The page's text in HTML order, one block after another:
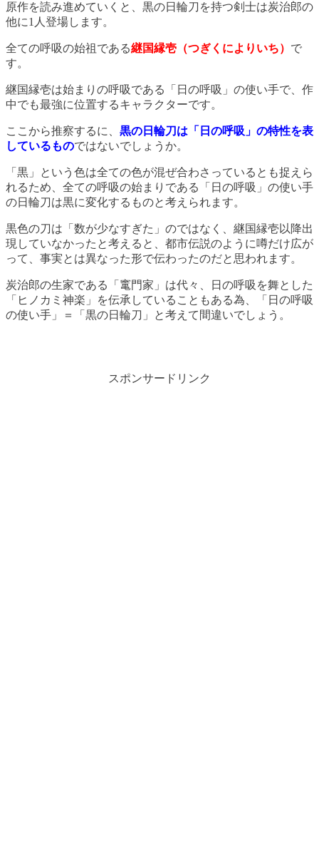
原作を読み進めていくと、黒の日輪刀を持つ剣士は炭治郎の
他に1人登場します。
全ての呼吸の始祖である継国縁壱（つぎくによりいち） で
す。
継国縁壱は始まりの呼吸である「日の呼吸」の使い手で、作
中でも最強に位置するキャラクターです。
ここから推察するに、 黒の日輪刀は「日の呼吸」の特性を表
しているものではないでしょうか。
「黒」という色は全ての色が混ぜ合わさっているとも捉えら
れるため、全ての呼吸の始まりである「日の呼吸」の使い手
の日輪刀は黒に変化するものと考えられます。
黒色の刀は「数が少なすぎた」のではなく、継国縁壱以降出
現していなかったと考えると、都市伝説のように噂だけ広が
って、事実とは異なった形で伝わったのだと思われます。
炭治郎の生家である「竃門家」は代々、日の呼吸を舞とした
「ヒノカミ神楽」を伝承していることもある為、「日の呼吸
の使い手」＝「黒の日輪刀」と考えて間違いでしょう。
スポンサードリンク